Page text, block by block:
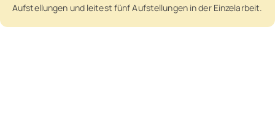
Aufstellungen und leitest fünf Aufstellungen in der Einzelarbeit.